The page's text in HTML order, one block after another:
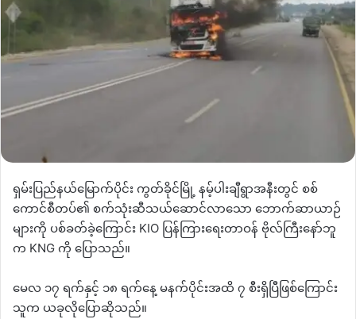
ရှမ်းပြည်နယ်မြောက်ပိုင်း ကွတ်ခိုင်မြို့ နမ့်ပါးချီရွာအနီးတွင် စစ်
ကောင်စီတပ်၏ စက်သုံးဆီသယ်ဆောင်လာသော ဘောက်ဆာယာဉ်
များကို ပစ်ခတ်ခဲ့ကြောင်း KIO ပြန်ကြားရေးတာဝန် ဗိုလ်ကြီးနော်ဘူ
က KNG ကို ပြောသည်။
မေလ ၁၇ ရက်နှင့် ၁၈ ရက်နေ့ မနက်ပိုင်းအထိ ၇ စီးရှိပြီဖြစ်ကြောင်း
သူက ယခုလိုပြောဆိုသည်။